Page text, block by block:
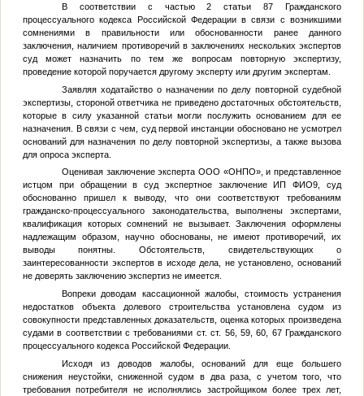
В соответствии с частью 2 статьи 87 Гражданского
процессуального кодекса Российской Федерации в связи с возникшими
сомнениями в правильности или обоснованности ранее данного
заключения, наличием противоречий в заключениях нескольких экспертов
суд может назначить по тем же вопросам повторную экспертизу,
проведение которой поручается другому эксперту или другим экспертам.
Заявляя ходатайство о назначении по делу повторной судебной
экспертизы, стороной ответчика не приведено достаточных обстоятельств,
которые в силу указанной статьи могли послужить основанием для ее
назначения. В связи с чем, суд первой инстанции обосновано не усмотрел
оснований для назначения по делу повторной экспертизы, а также вызова
для опроса эксперта.
Оценивая заключение эксперта ООО «ОНПО», и представленное
истцом при обращении в суд экспертное заключение ИПФИО9 , суд
обоснованно пришел к выводу, что они соответствуют требованиям
гражданско-процессуального законодательства, выполнены экспертами,
квалификация которых сомнений не вызывает. Заключения оформлены
надлежащим образом, научно обоснованы, не имеют противоречий, их
выводы понятны. Обстоятельств, свидетельствующих о
заинтересованности экспертов в исходе дела, не установлено, оснований
не доверять заключению экспертиз не имеется.
Вопреки доводам кассационной жалобы, стоимость устранения
недостатков объекта долевого строительства установлена судом из
совокупности представленных доказательств, оценка которых произведена
судами в соответствии с требованиями ст. ст. 56, 59, 60, 67 Гражданского
процессуального кодекса Российской Федерации.
Исходя из доводов жалобы, оснований для еще большего
снижения неустойки, сниженной судом в два раза, с учетом того, что
требования потребителя не исполнялись застройщиком более трех лет,